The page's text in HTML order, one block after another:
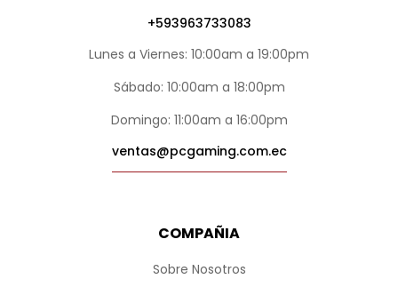
COMPAÑIA
Sobre Nosotros
+593963733083
Lunes a Viernes: 10:00am a 19:00pm
Sábado: 10:00am a 18:00pm
Domingo: 11:00am a 16:00pm
ventas@pcgaming.com.ec